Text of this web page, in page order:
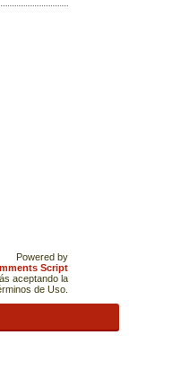
Powered by
Script
aceptando la
de Uso.